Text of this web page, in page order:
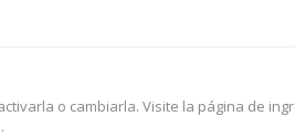
o cambiarla. Visite la página de